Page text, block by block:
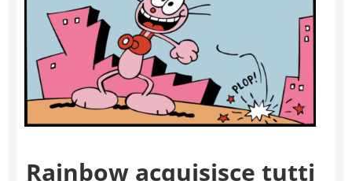
Rainbowacquisisce tutti